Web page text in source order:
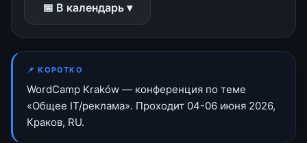
📅 В календарь ▾
📌 КОРОТКО
WordCamp Kraków — конференция по теме
«Общее IT/реклама». Проходит 04-06 июня 2026,
Краков, RU.